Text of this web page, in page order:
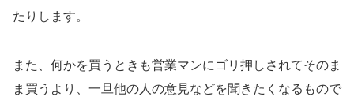
たりします。
また、何かを買うときも営業マンにゴリ押しされてそのま
ま買うより、一旦他の人の意見などを聞きたくなるもので